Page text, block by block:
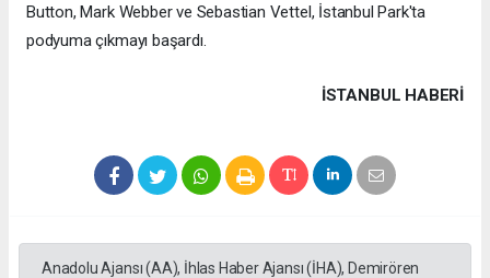
Button, Mark Webber ve Sebastian Vettel, İstanbul Park'ta
podyuma çıkmayı başardı.
İSTANBUL HABERİ
Anadolu Ajansı (AA), İhlas Haber Ajansı (İHA), Demirören